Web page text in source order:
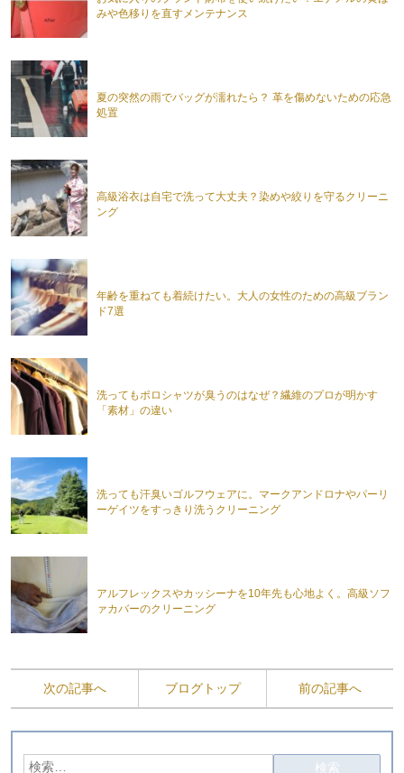
みや色移りを直すメンテナンス
夏の突然の雨でバッグが濡れたら？ 革を傷めないための応急
処置
高級浴衣は自宅で洗って大丈夫？染めや絞りを守るクリーニ
ング
年齢を重ねても着続けたい。大人の女性のための高級ブラン
ド7選
洗ってもポロシャツが臭うのはなぜ？繊維のプロが明かす
「素材」の違い
洗っても汗臭いゴルフウェアに。マークアンドロナやパーリ
ーゲイツをすっきり洗うクリーニング
アルフレックスやカッシーナを10年先も心地よく。高級ソフ
ァカバーのクリーニング
次の記事へ ブログトップ 前の記事へ